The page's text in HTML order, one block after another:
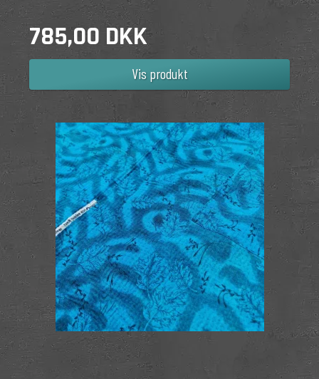
785,00 DKK
Vis produkt